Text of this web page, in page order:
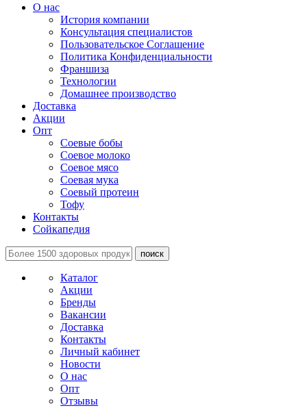
О нас
История компании
Консультация специалистов
Пользовательское Соглашение
Политика Конфиденциальности
Франшиза
Технологии
Домашнее производство
Доставка
Акции
Опт
Соевые бобы
Соевое молоко
Соевое мясо
Соевая мука
Соевый протеин
Тофу
Контакты
Сойкапедия
поиск
Каталог
Акции
Бренды
Вакансии
Доставка
Контакты
Личный кабинет
Новости
О нас
Опт
Отзывы